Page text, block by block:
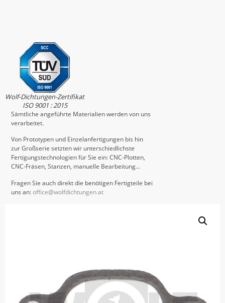
Wolf-Dichtungen-Zertifikat
ISO 9001 : 2015
Sämtliche angeführte Materialien werden von uns
verarbeitet.
Von Prototypen und Einzelanfertigungen bis hin
zur Großserie setzten wir unterschiedlichste
Fertigungstechnologien für Sie ein: CNC-Plotten,
CNC-Fräsen, Stanzen, manuelle Bearbeitung…
Fragen Sie auch direkt die benötigen Fertigteile bei
uns an:office@wolfdichtungen.at